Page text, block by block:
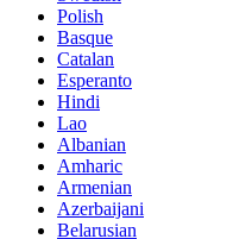
Polish
Basque
Catalan
Esperanto
Hindi
Lao
Albanian
Amharic
Armenian
Azerbaijani
Belarusian